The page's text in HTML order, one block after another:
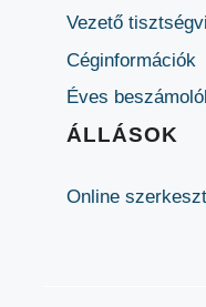
Vezető
Céginformációk
Éves
ÁLLÁSOK
Online